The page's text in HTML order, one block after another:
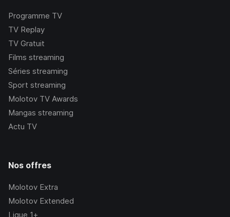
Programme TV
TV Replay
TV Gratuit
Films streaming
Séries streaming
Sport streaming
Molotov TV Awards
Mangas streaming
Actu TV
Nos offres
Molotov Extra
Molotov Extended
Ligue 1+